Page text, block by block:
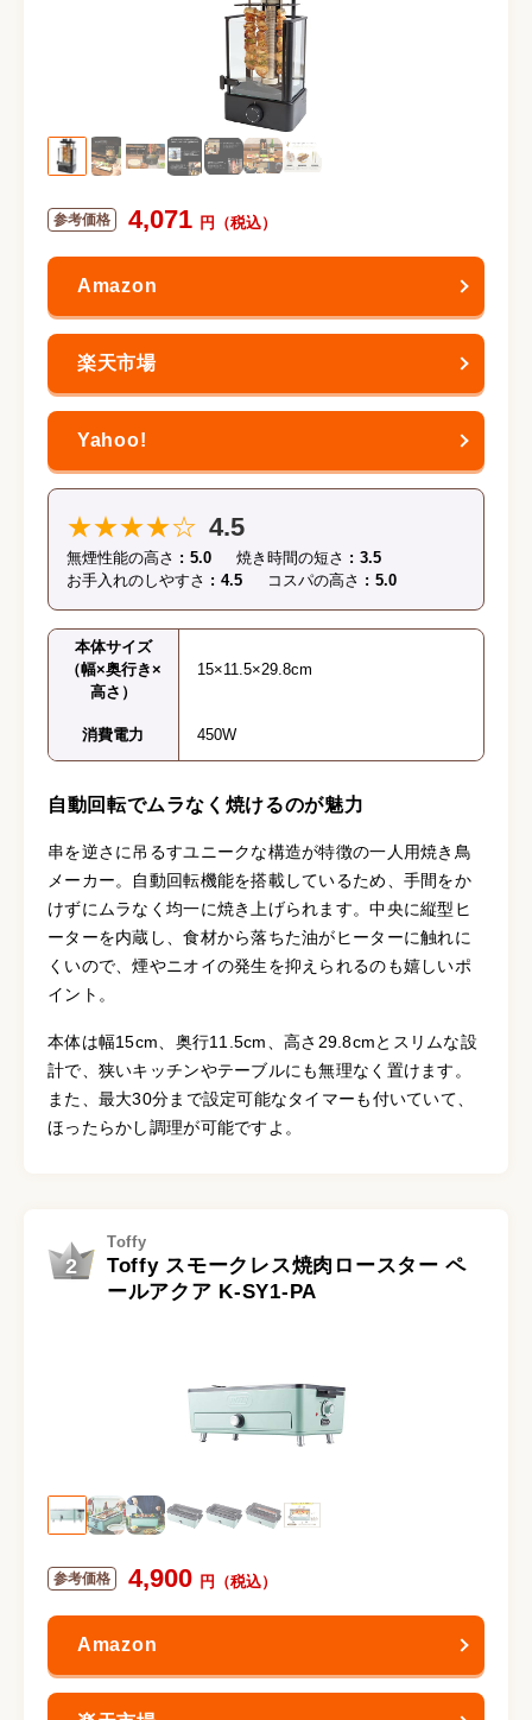
4,071
★★★★☆ 4.5
無煙性能の高さ 5.0 焼き時間の短さ
3.5
お手入れのしやすさ
4.5 コスパの高さ 5.0
本体サイズ
（幅×奥行き×
高さ）
15×11.5×29.8cm
消費電力 450W
自動回転でムラなく焼けるのが魅力
串を逆さに吊るすユニークな構造が特徴の一人用焼き鳥
メーカー。自動回転機能を搭載しているため、手間をか
けずにムラなく均一に焼き上げられます。中央に縦型ヒ
ーターを内蔵し、食材から落ちた油がヒーターに触れに
くいので、煙やニオイの発生を抑えられるのも嬉しいポ
イント。
本体は幅15cm、奥行11.5cm、高さ29.8cmとスリムな設
計で、狭いキッチンやテーブルにも無理なく置けます。
また、最大30分まで設定可能なタイマーも付いていて、
ほったらかし調理が可能ですよ。
2
Toffy
Toffy スモークレス焼肉ロースター ペ
ールアクア K-SY1-PA
4,900